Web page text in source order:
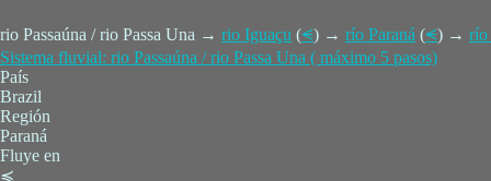
rio Passaúna / rio Passa Una → rio Iguaçu (⪪) → río Paraná (⪪) → río
Sistema fluvial: rio Passaúna / rio Passa Una ( máximo 5 pasos)
País
Brazil
Región
Paraná
Fluye en
≼